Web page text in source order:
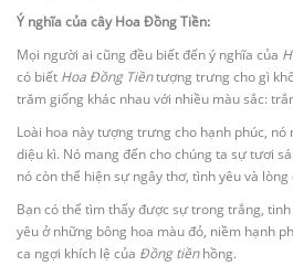
Ý nghĩa của cây Hoa Đồng Tiền:
Mọi người ai cũng đều biết đến ý nghĩa của
có biết Hoa Đồng Tiềntượng trưng cho gì
trăm giống khác nhau với nhiều màu sắc:
Loài hoa này tượng trưng cho hạnh phúc, nó
diệu kì. Nó mang đến cho chúng ta sự tươi
nó còn thể hiện sự ngây thơ, tình yêu và lòng
Bạn có thể tìm thấy được sự trong trắng,
yêu ở những bông hoa màu đỏ, niềm hạnh
ca ngợi khích lệ của Đồng tiềnhồng.